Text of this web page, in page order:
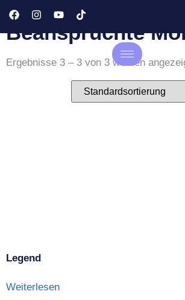
Stoff Für Stark
Beanspruchte
Ergebnisse 3 – 3 von 3 werden
Legend
Weiterlesen